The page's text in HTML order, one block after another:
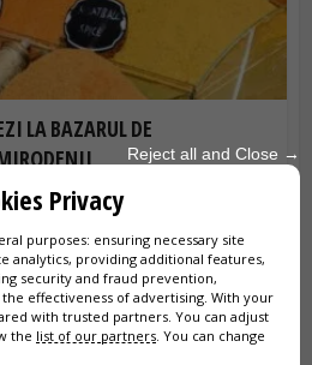
LA BAZARUL DE
(Piața Egipteană) din
a călătoriei tale. Descoperă
a ajunge acolo, orele de
Reject all and Close →
Privacy
purposes: ensuring necessary site
analytics, providing additional features,
security and fraud prevention,
effectiveness of advertising. With your
with trusted partners. You can adjust
the list of our partners . You can change